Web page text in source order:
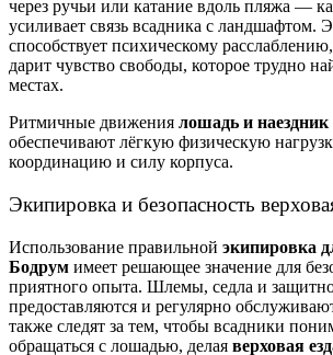
через ручьи или катание вдоль пляжа —
усиливает связь всадника с ландшафтом.
способствует психическому
дарит чувство свободы, которое трудно
местах.
Ритмичные движения лошадь и наездник
обеспечивают лёгкую физическую
координацию и силу корпуса.
Экипировка и безопасность
Использование правильной экипировка
Бодрум имеет решающее значение для
приятного опыта. Шлемы, седла и
предоставляются и регулярно
также следят за тем, чтобы всадники
обращаться с лошадью, делая верховая